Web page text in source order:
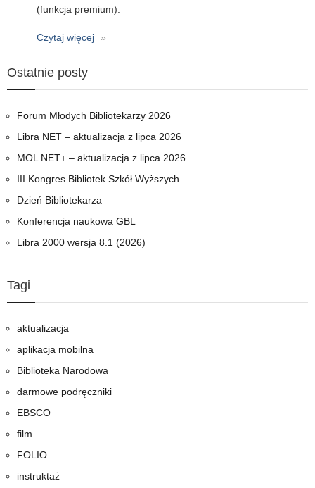
(funkcja premium).
Czytaj więcej
o
z
2026
Ostatnie posty
Forum Młodych Bibliotekarzy 2026
Libra NET – aktualizacja z lipca 2026
MOL NET+ – aktualizacja z lipca 2026
III Kongres Bibliotek Szkół Wyższych
Dzień Bibliotekarza
Konferencja naukowa GBL
Libra 2000 wersja 8.1 (2026)
Tagi
aktualizacja
aplikacja mobilna
Biblioteka Narodowa
darmowe podręczniki
EBSCO
film
FOLIO
instruktaż